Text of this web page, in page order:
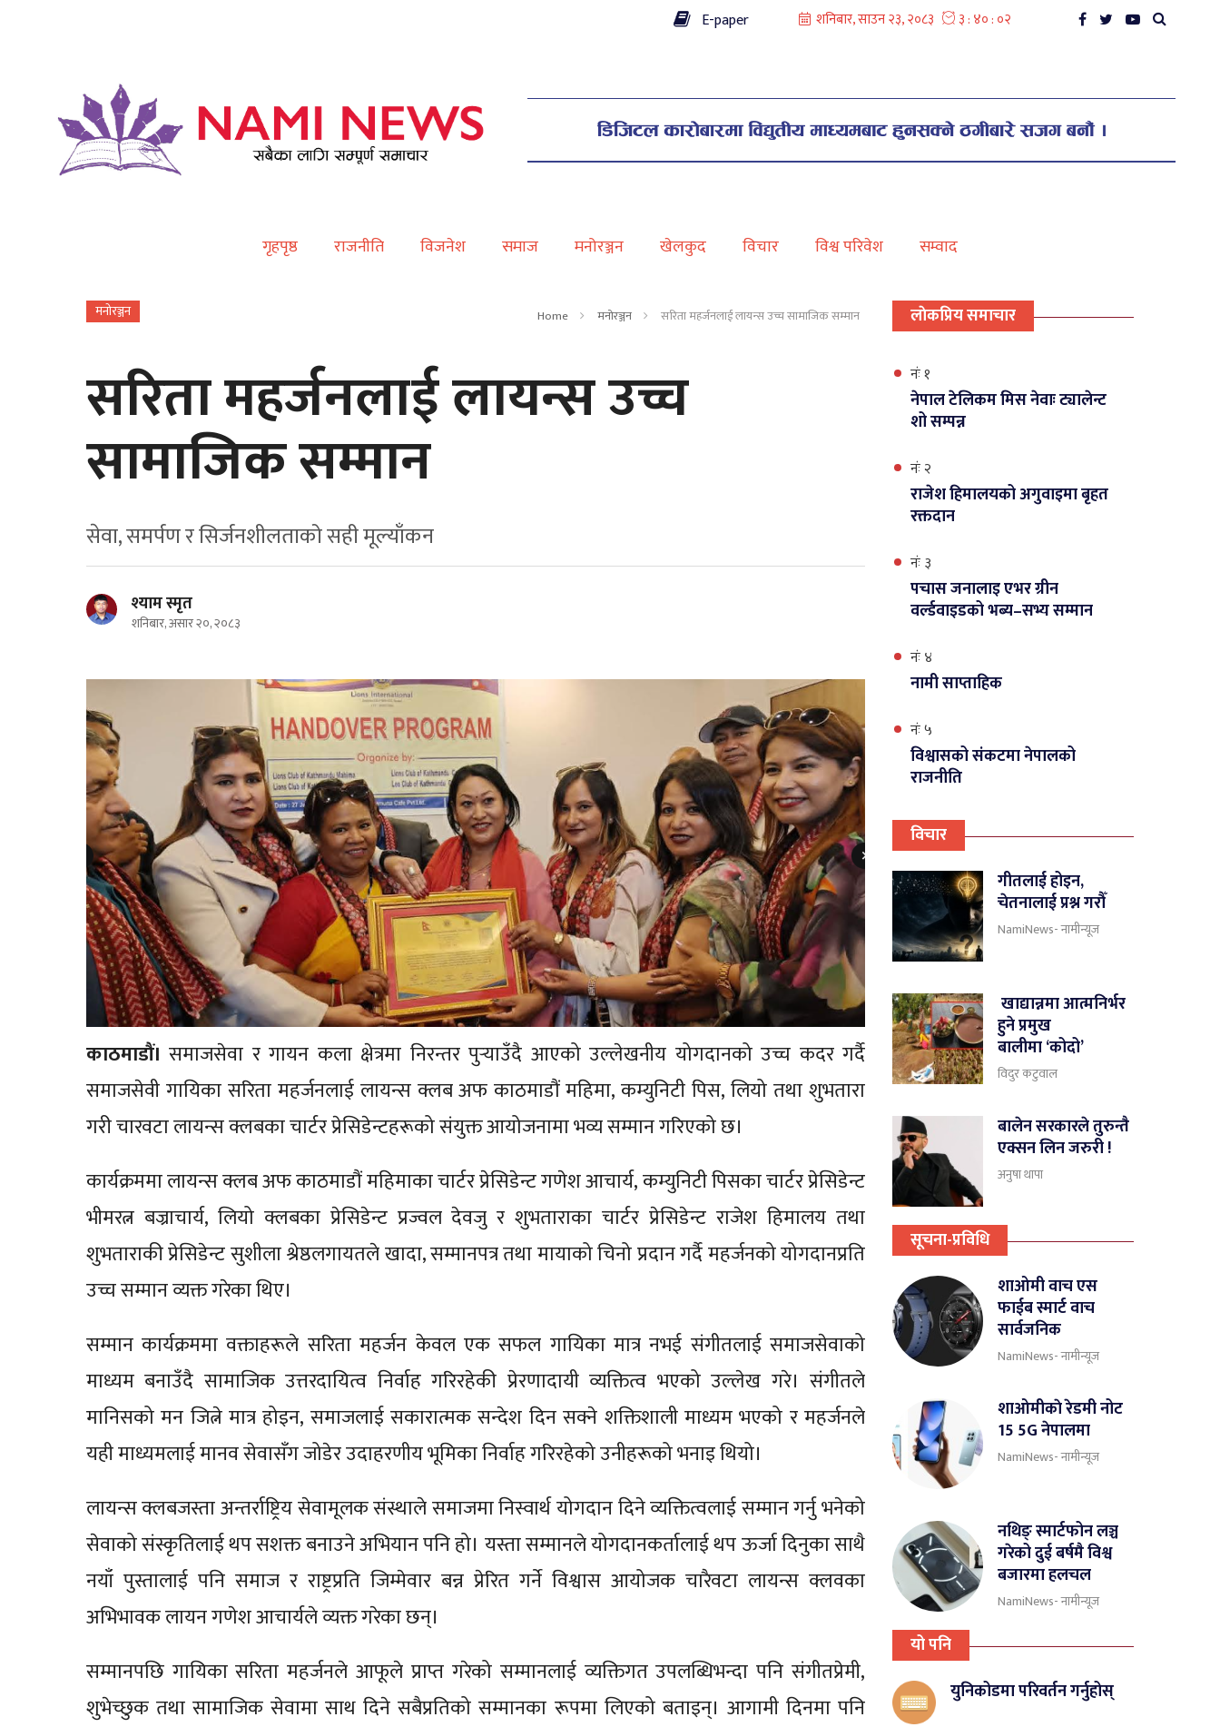
E-paper
गृहपृष्ठ राजनीति विजनेश समाज मनोरञ्जन खेलकुद विचार विश्व परिवेश सम्वाद
मनोरञ्जन Home मनोरञ्जन सरिता महर्जनलाई लायन्स उच्च सामाजिक सम्मान
सरिता महर्जनलाई लायन्स उच्च
सामाजिक सम्मान
सेवा, समर्पण र सिर्जनशीलताको सही मूल्याँकन
श्याम स्मृत
शनिबार, असार २०, २०८३
काठमाडौं।समाजसेवा र गायन कला क्षेत्रमा निरन्तर पुर्‍याउँदै आएको उल्लेखनीय योगदानको उच्च कदर गर्दै
समाजसेवी गायिका सरिता महर्जनलाई लायन्स क्लब अफ काठमाडौं महिमा, कम्युनिटी पिस, लियो तथा शुभतारा
गरी चारवटा लायन्स क्लबका चार्टर प्रेसिडेन्टहरूको संयुक्त आयोजनामा भव्य सम्मान गरिएको छ।
कार्यक्रममा लायन्स क्लब अफ काठमाडौं महिमाका चार्टर प्रेसिडेन्ट गणेश आचार्य, कम्युनिटी पिसका चार्टर प्रेसिडेन्ट
भीमरत्न बज्राचार्य, लियो क्लबका प्रेसिडेन्ट प्रज्वल देवजु र शुभताराका चार्टर प्रेसिडेन्ट राजेश हिमालय तथा
शुभताराकी प्रेसिडेन्ट सुशीला श्रेष्ठलगायतले खादा, सम्मानपत्र तथा मायाको चिनो प्रदान गर्दै महर्जनको योगदानप्रति
उच्च सम्मान व्यक्त गरेका थिए।
सम्मान कार्यक्रममा वक्ताहरूले सरिता महर्जन केवल एक सफल गायिका मात्र नभई संगीतलाई समाजसेवाको
माध्यम बनाउँदै सामाजिक उत्तरदायित्व निर्वाह गरिरहेकी प्रेरणादायी व्यक्तित्व भएको उल्लेख गरे। संगीतले
मानिसको मन जित्ने मात्र होइन, समाजलाई सकारात्मक सन्देश दिन सक्ने शक्तिशाली माध्यम भएको र महर्जनले
यही माध्यमलाई मानव सेवासँग जोडेर उदाहरणीय भूमिका निर्वाह गरिरहेको उनीहरूको भनाइ थियो।
लायन्स क्लबजस्ता अन्तर्राष्ट्रिय सेवामूलक संस्थाले समाजमा निस्वार्थ योगदान दिने व्यक्तित्वलाई सम्मान गर्नु भनेको
सेवाको संस्कृतिलाई थप सशक्त बनाउने अभियान पनि हो। यस्ता सम्मानले योगदानकर्तालाई थप ऊर्जा दिनुका साथै
नयाँ पुस्तालाई पनि समाज र राष्ट्रप्रति जिम्मेवार बन्न प्रेरित गर्ने विश्वास आयोजक चारैवटा लायन्स क्लवका
अभिभावक लायन गणेश आचार्यले व्यक्त गरेका छन्।
सम्मानपछि गायिका सरिता महर्जनले आफूले प्राप्त गरेको सम्मानलाई व्यक्तिगत उपलब्धिभन्दा पनि संगीतप्रेमी,
शुभेच्छुक तथा सामाजिक सेवामा साथ दिने सबैप्रतिको सम्मानका रूपमा लिएको बताइन्। आगामी दिनमा पनि
लाेकप्रिय समाचार
नंः १
नेपाल टेलिकम मिस नेवाः ट्यालेन्ट
शो सम्पन्न
नंः २
राजेश हिमालयको अगुवाइमा बृहत
रक्तदान
नंः ३
पचास जनालाइ एभर ग्रीन
वर्ल्डवाइडको भब्य–सभ्य सम्मान
नंः ४
नामी साप्ताहिक
नंः ५
विश्वासको संकटमा नेपालको
राजनीति
विचार
गीतलाई होइन,
चेतनालाई प्रश्न गरौँ
NamiNews- नामीन्यूज
खाद्यान्नमा आत्मनिर्भर
हुने प्रमुख
बालीमा ‘कोदो’
विदुर कटुवाल
बालेन सरकारले तुरुन्तै
एक्सन लिन जरुरी !
अनुषा थापा
सूचना-प्रविधि
शाओमी वाच एस
फाईब स्मार्ट वाच
सार्वजनिक
NamiNews- नामीन्यूज
शाओमीकाे रेडमी नोट
15 5G नेपालमा
NamiNews- नामीन्यूज
नथिङ् स्मार्टफोन लञ्च
गरेको दुई बर्षमै विश्व
बजारमा हलचल
NamiNews- नामीन्यूज
यो पनि
युनिकोडमा परिवर्तन गर्नुहोस्